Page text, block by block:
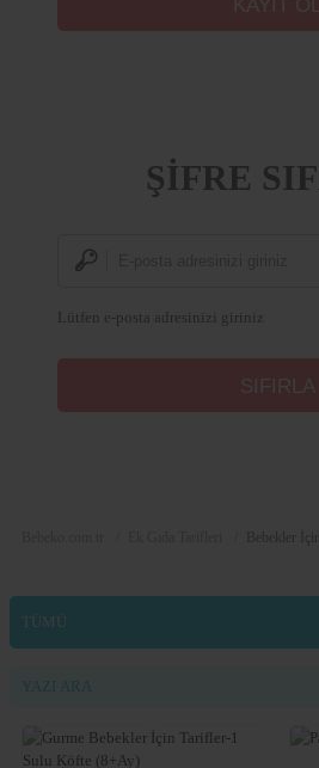
ŞİFRE
Lütfen e-posta adresinizi giriniz